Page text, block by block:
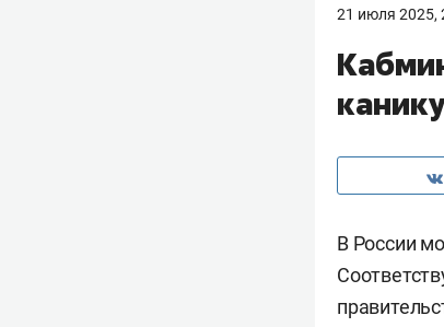
21 июля 2025,
В России